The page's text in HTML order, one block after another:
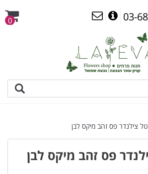
03-
0
צילנדר פס זהב מיקס לבן
פס זהב מיקס לבן